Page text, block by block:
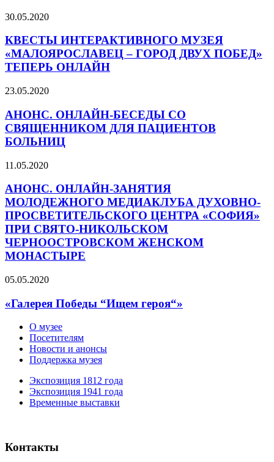
30.05.2020
КВЕСТЫ ИНТЕРАКТИВНОГО МУЗЕЯ
«МАЛОЯРОСЛАВЕЦ – ГОРОД ДВУХ ПОБЕД»
ТЕПЕРЬ ОНЛАЙН
23.05.2020
АНОНС. ОНЛАЙН-БЕСЕДЫ СО
СВЯЩЕННИКОМ ДЛЯ ПАЦИЕНТОВ
БОЛЬНИЦ
11.05.2020
АНОНС. ОНЛАЙН-ЗАНЯТИЯ
МОЛОДЕЖНОГО МЕДИАКЛУБА ДУХОВНО-
ПРОСВЕТИТЕЛЬСКОГО ЦЕНТРА «СОФИЯ»
ПРИ СВЯТО-НИКОЛЬСКОМ
ЧЕРНООСТРОВСКОМ ЖЕНСКОМ
МОНАСТЫРЕ
05.05.2020
«Галерея Победы “Ищем героя“»
О музее
Посетителям
Новости и анонсы
Поддержка музея
Экспозиция 1812 года
Экспозиция 1941 года
Временные выставки
Контакты